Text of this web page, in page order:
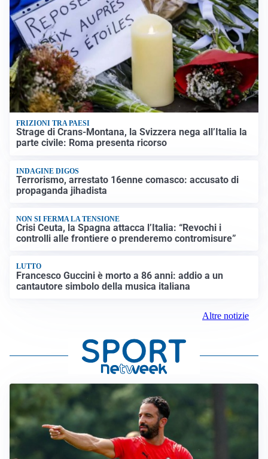
FRIZIONI TRA PAESI
Strage di Crans-Montana, la Svizzera nega all’Italia la
parte civile: Roma presenta ricorso
INDAGINE DIGOS
Terrorismo, arrestato 16enne comasco: accusato di
propaganda jihadista
NON SI FERMA LA TENSIONE
Crisi Ceuta, la Spagna attacca l’Italia: “Revochi i
controlli alle frontiere o prenderemo contromisure”
LUTTO
Francesco Guccini è morto a 86 anni: addio a un
cantautore simbolo della musica italiana
Altre notizie